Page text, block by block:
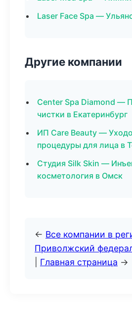
Laser Face Spa —
Другие компании
Center Spa Diamond —
чистки в Екатеринбург
ИП Care Beauty —
процедуры для лица в
Студия Silk Skin —
косметология в Омск
← Все компании в
Приволжский
Главная страница →